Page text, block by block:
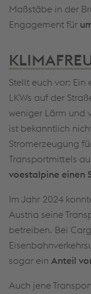
Maßstäbe in der
Engagement für
Stellt euch vor: Ein
LKWs auf der
weniger Lärm und
ist bekanntlich
Stromerzeugung
Transportmittels
voestalpine einen
Im Jahr 2024
Austria seine
betreiben. Bei
sogar ein Anteil
Auch jene